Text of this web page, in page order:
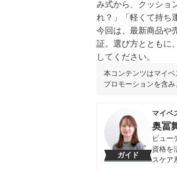
み式から、クッショ
れ？」「軽くて持ち
今回は、最新商品や
証。選び方とともに、
してください。
本コンテンツはマイベ
プロモーションを含み
ガイド
マイベ
奥冨
ビュー
資格を
スケア